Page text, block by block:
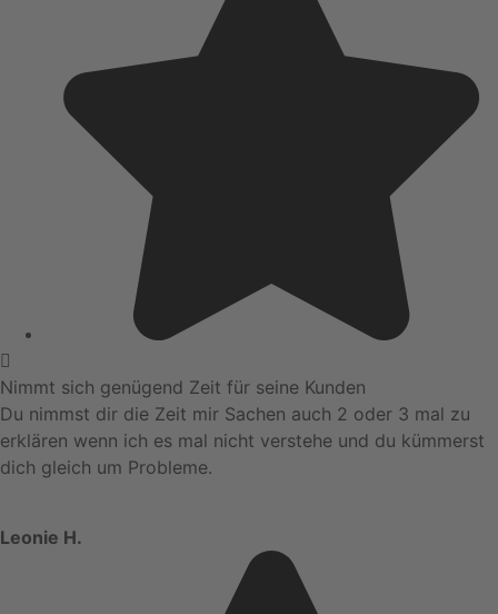
Nimmt sich genügend Zeit für seine Kunden
Du nimmst dir die Zeit mir Sachen auch 2 oder 3 mal zu
erklären wenn ich es mal nicht verstehe und du kümmerst
dich gleich um Probleme.
Leonie H.